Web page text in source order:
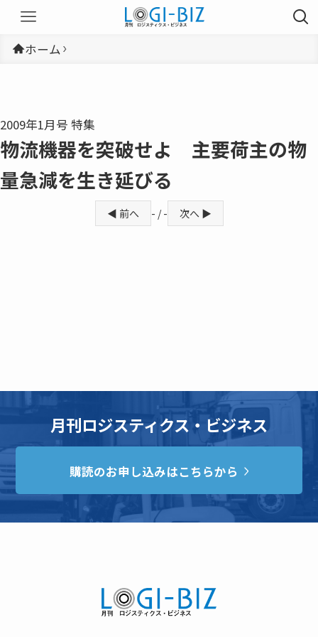
ホーム
2009年1月号 特集
物流機器を突破せよ 主要荷主の物
量急減を生き延びる
◀ 前へ - / - 次へ ▶
月刊ロジスティクス・ビジネス
購読のお申し込みはこちらから